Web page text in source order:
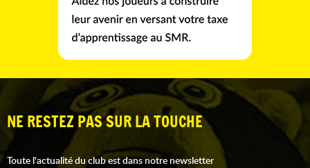
NE RESTEZ PAS SUR LA TOUCHE
Toute l'actualité du club est dans notre newsletter